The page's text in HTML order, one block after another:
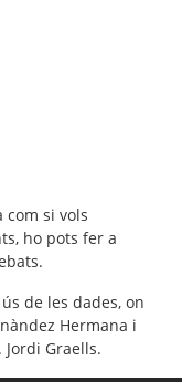
com si vols
ho pots fer a
de les dades, on
Hermana i
Jordi Graells.